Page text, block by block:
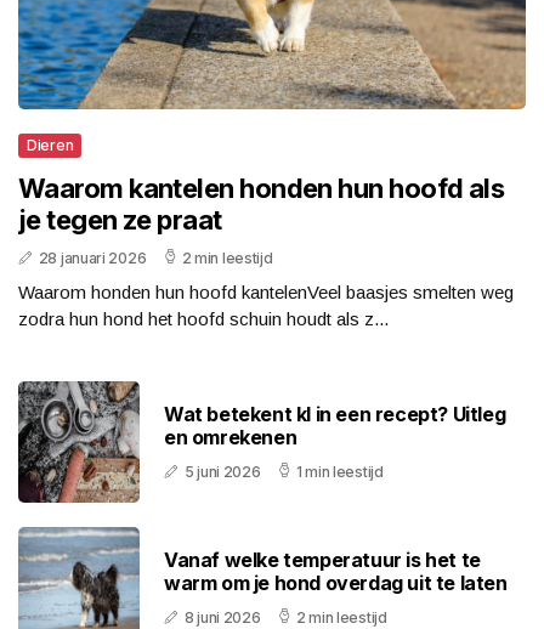
Dieren
Waarom kantelen honden hun hoofd als
je tegen ze praat
28 januari 2026 2 min leestijd
Waarom honden hun hoofd kantelenVeel baasjes smelten weg
zodra hun hond het hoofd schuin houdt als z...
Wat betekent kl in een recept? Uitleg
en omrekenen
5 juni 2026 1 min leestijd
Vanaf welke temperatuur is het te
warm om je hond overdag uit te laten
8 juni 2026 2 min leestijd